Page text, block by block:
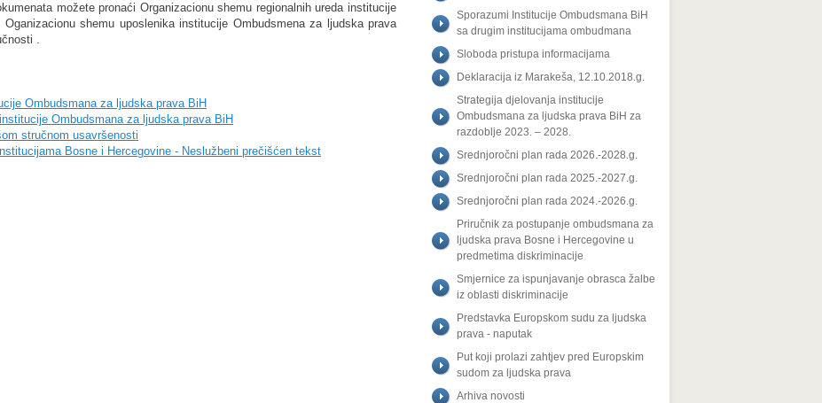
možete pronaći Organizacionu shemu regionalnih ureda institucije
shemu uposlenika institucije Ombudsmena za ljudska prava
.
Ombudsmana za ljudska prava BiH
Ombudsmana za ljudska prava BiH
stručnom usavršenosti
Bosne i Hercegovine - Neslužbeni prečišćen tekst
Sporazumi Institucije Ombudsmana BiH
sa drugim institucijama ombudmana
Sloboda pristupa informacijama
Deklaracija iz Marakeša, 12.10.2018.g.
Strategija djelovanja institucije
Ombudsmana za ljudska prava BiH za
razdoblje 2023. – 2028.
Srednjoročni plan rada 2026.-2028.g.
Srednjoročni plan rada 2025.-2027.g.
Srednjoročni plan rada 2024.-2026.g.
Priručnik za postupanje ombudsmana za
ljudska prava Bosne i Hercegovine u
predmetima diskriminacije
Smjernice za ispunjavanje obrasca žalbe
iz oblasti diskriminacije
Predstavka Europskom sudu za ljudska
prava - naputak
Put koji prolazi zahtjev pred Europskim
sudom za ljudska prava
Arhiva novosti